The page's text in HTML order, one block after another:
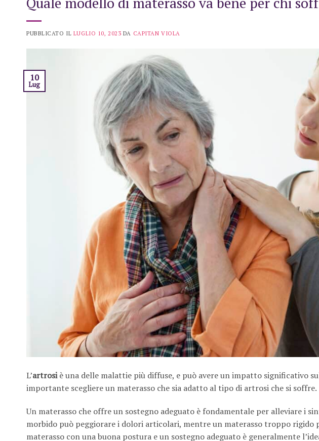
PUBBLICATO IL LUGLIO 10, 2023 DA CAPITAN VIOLA
10
Lug
L’artrosiè una delle malattie più diffuse, e può avere un impatto significativo
importante scegliere un materasso che sia adatto al tipo di artrosi che si soffre.
Un materasso che offre un sostegno adeguato è fondamentale per alleviare i
morbido può peggiorare i dolori articolari, mentre un materasso troppo rigido
materasso con una buona postura e un sostegno adeguato è generalmente